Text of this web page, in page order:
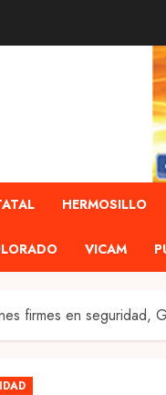
HERMOSILLO
VICAM
firmes en seguridad,